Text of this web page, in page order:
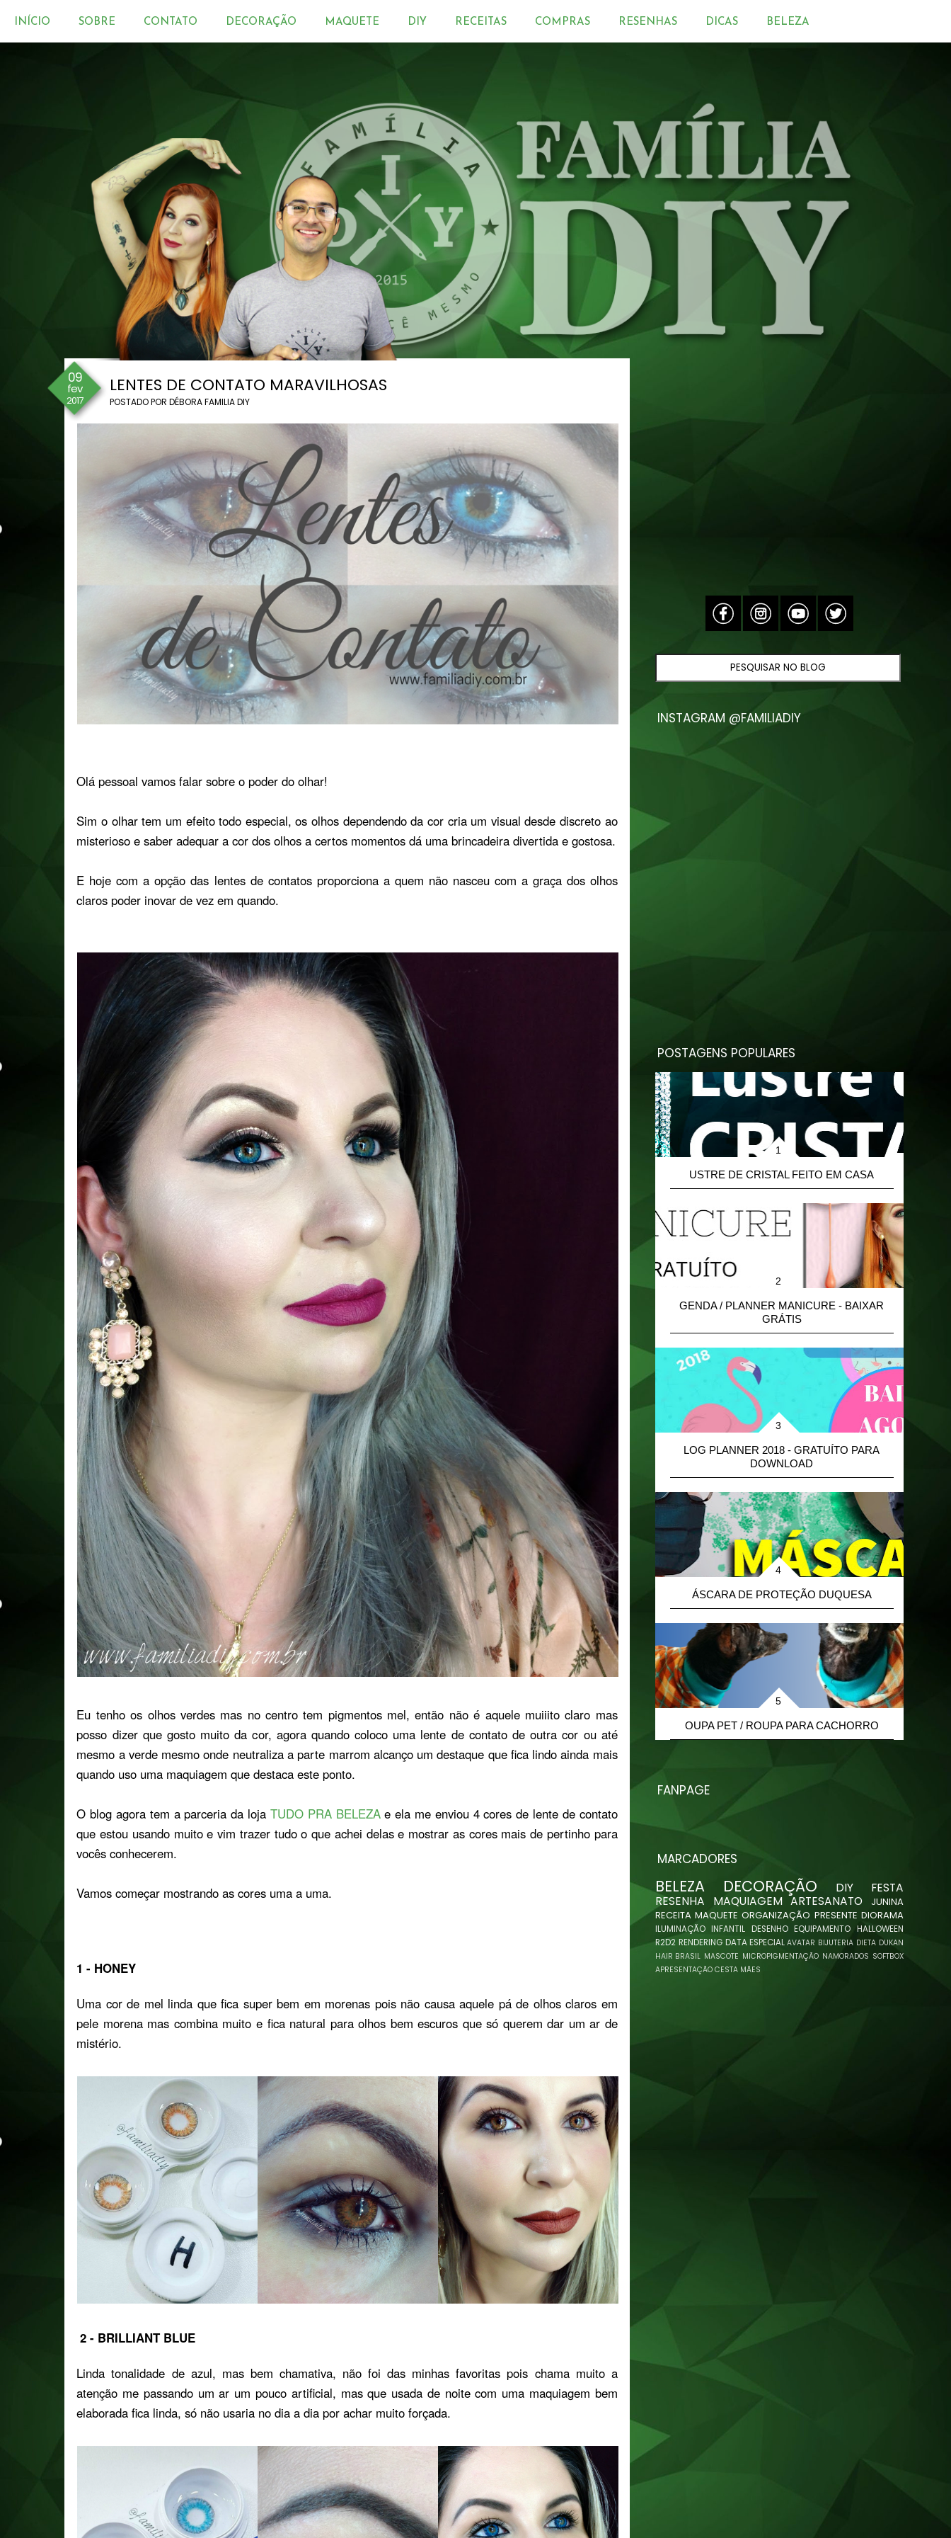
INÍCIO SOBRE CONTATO DECORAÇÃO MAQUETE DIY RECEITAS COMPRAS RESENHAS DICAS BELEZA
09
fev
2017
LENTES DE CONTATO MARAVILHOSAS
POSTADO PORDÉBORA FAMILIA DIY
Olá pessoal vamos falar sobre o poder do olhar!
Sim o olhar tem um efeito todo especial, os olhos dependendo da cor cria um visual desde discreto ao
misterioso e saber adequar a cor dos olhos a certos momentos dá uma brincadeira divertida e gostosa.
E hoje com a opção das lentes de contatos proporciona a quem não nasceu com a graça dos olhos
claros poder inovar de vez em quando.
Eu tenho os olhos verdes mas no centro tem pigmentos mel, então não é aquele muiiito claro mas
posso dizer que gosto muito da cor, agora quando coloco uma lente de contato de outra cor ou até
mesmo a verde mesmo onde neutraliza a parte marrom alcanço um destaque que fica lindo ainda mais
quando uso uma maquiagem que destaca este ponto.
O blog agora tem a parceria da loja TUDO PRA BELEZAe ela me enviou 4 cores de lente de contato
que estou usando muito e vim trazer tudo o que achei delas e mostrar as cores mais de pertinho para
vocês conhecerem.
Vamos começar mostrando as cores uma a uma.
1 - HONEY
Uma cor de mel linda que fica super bem em morenas pois não causa aquele pá de olhos claros em
pele morena mas combina muito e fica natural para olhos bem escuros que só querem dar um ar de
mistério.
2 - BRILLIANT BLUE
Linda tonalidade de azul, mas bem chamativa, não foi das minhas favoritas pois chama muito a
atenção me passando um ar um pouco artificial, mas que usada de noite com uma maquiagem bem
elaborada fica linda, só não usaria no dia a dia por achar muito forçada.
INSTAGRAM @FAMILIADIY
POSTAGENS POPULARES
USTRE DE CRISTAL FEITO EM CASA
A
GENDA / PLANNER MANICURE - BAIXAR
GRÁTIS
LOG PLANNER 2018 - GRATUÍTO PARA
DOWNLOAD
ÁSCARA DE PROTEÇÃO DUQUESA
R
OUPA PET / ROUPA PARA CACHORRO
FANPAGE
MARCADORES
BELEZA DECORAÇÃO DIY
FESTA
RESENHA
MAQUIAGEM ARTESANATO
JUNINA
RECEITA MAQUETE ORGANIZAÇÃO PRESENTE DIORAMA
ILUMINAÇÃO INFANTIL DESENHO EQUIPAMENTO HALLOWEEN
R2D2 RENDERING DATA ESPECIAL AVATAR BIJUTERIA DIETA DUKAN
HAIR BRASIL MASCOTE MICROPIGMENTAÇÃO NAMORADOS SOFTBOX
APRESENTAÇÃO CESTA MÃES